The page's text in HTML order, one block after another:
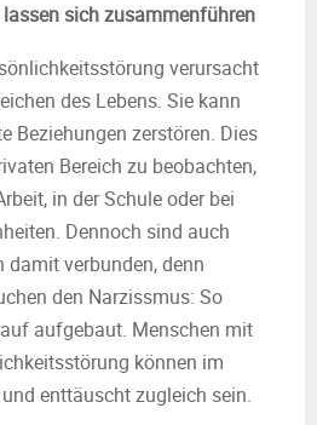
sich zusammenführen
verursacht
des Lebens. Sie kann
Beziehungen zerstören. Dies
Bereich zu beobachten,
in der Schule oder bei
Dennoch sind auch
verbunden, denn
den Narzissmus: So
aufgebaut. Menschen mit
können im
enttäuscht zugleich sein.